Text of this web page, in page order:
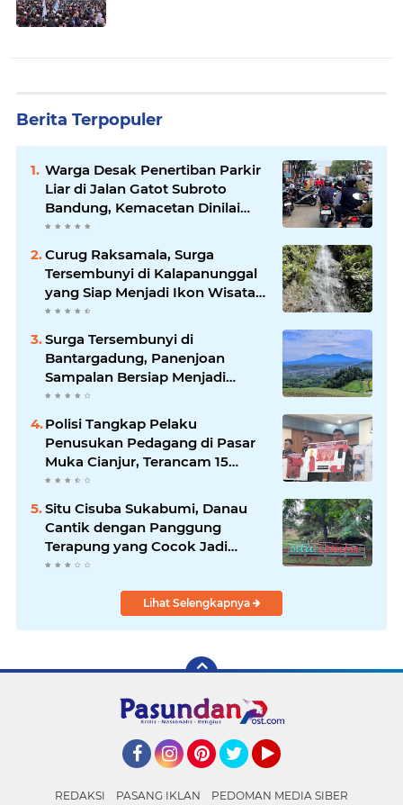
Berita Terpopuler
Warga Desak Penertiban Parkir
Liar di Jalan Gatot Subroto
Bandung, Kemacetan Dinilai
Makin Mengkhawatirkan
Curug Raksamala, Surga
Tersembunyi di Kalapanunggal
yang Siap Menjadi Ikon Wisata
Alam Baru Kabupaten
Surga Tersembunyi di
Bantargadung, Panenjoan
Sampalan Bersiap Menjadi
Destinasi Desa Wisata Baru
Polisi Tangkap Pelaku
Penusukan Pedagang di Pasar
Muka Cianjur, Terancam 15
Tahun Penjara
Situ Cisuba Sukabumi, Danau
Cantik dengan Panggung
Terapung yang Cocok Jadi
Destinasi Libur Akhir Pekan
Lihat Selengkapnya
REDAKSI PASANG IKLAN PEDOMAN MEDIA SIBER